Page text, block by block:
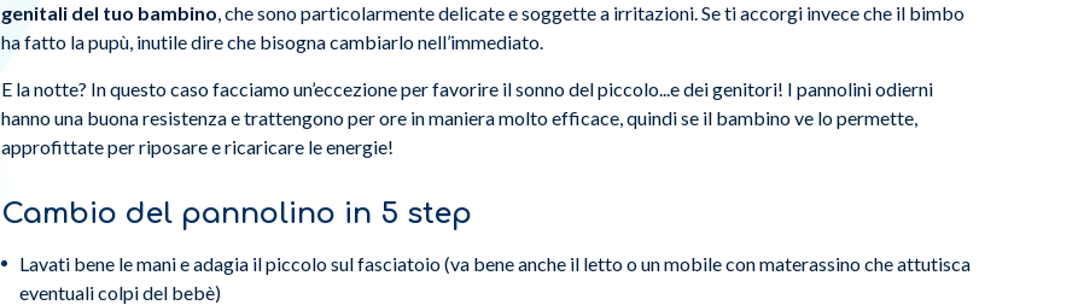
genitali del tuo bambino, che sono particolarmente delicate e soggette a irritazioni. Se ti accorgi invece che il bimbo
ha fatto la pupù, inutile dire che bisogna cambiarlo nell’immediato.
E la notte? In questo caso facciamo un’eccezione per favorire il sonno del piccolo...e dei genitori! I pannolini odierni
hanno una buona resistenza e trattengono per ore in maniera molto efficace, quindi se il bambino ve lo permette,
approfittate per riposare e ricaricare le energie!
Cambio del pannolino in 5 step
Lavati bene le mani e adagia il piccolo sul fasciatoio (va bene anche il letto o un mobile con materassino che attutisca
eventuali colpi del bebè)